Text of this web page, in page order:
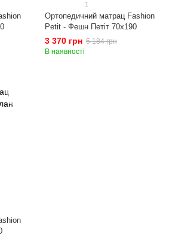
1
Ортопедичний матрац Fashion
Petit - Фешн Петіт 70x190
3 370 грн 5 184 грн
В наявності